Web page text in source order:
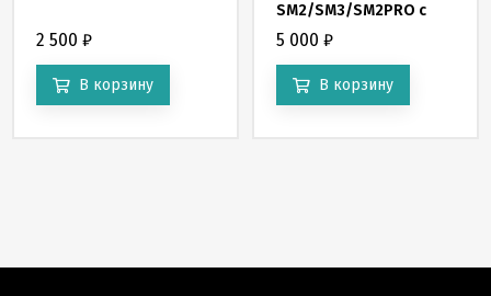
2 500 ₽
В корзину
SM2/SM3/SM2PRO с
ручным и
управлением подачей
питания на блок и
5 000 ₽
В корзину